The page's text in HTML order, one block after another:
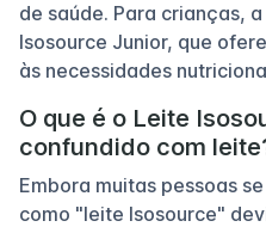
de saúde. Para crianças,
Isosource Junior, que
às necessidades
O que é o Leite
confundido com
Embora muitas pessoas
como "leite Isosource"